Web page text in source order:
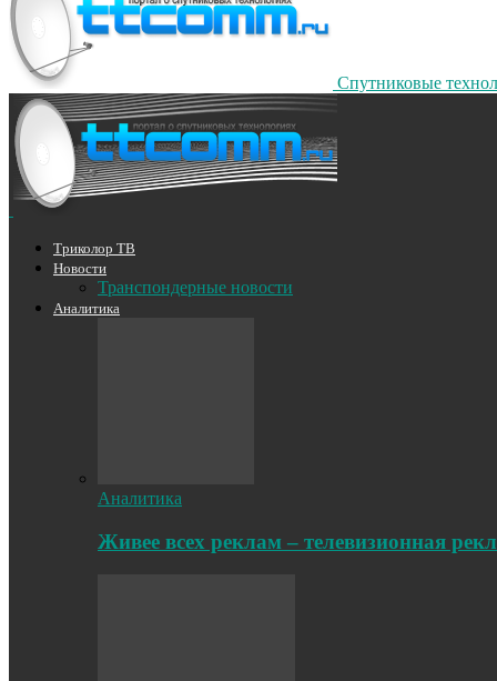
Спутниковые
Триколор ТВ
Новости
Транспондерные новости
Аналитика
Аналитика
Живее всех реклам – телевизионная